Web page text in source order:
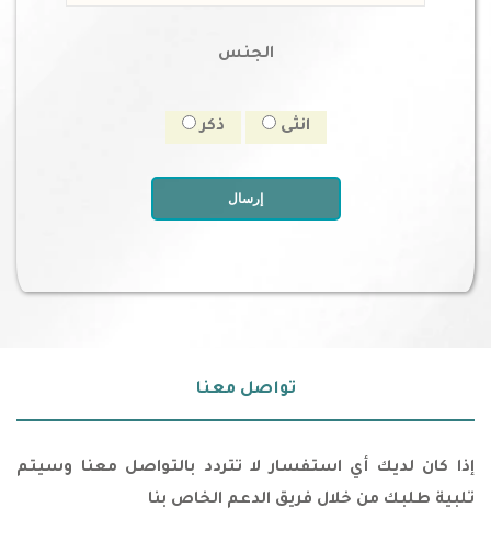
الجنس
انثى ذكر
إرسال
تواصل معنا
إذا كان لديك أي استفسار لا تتردد بالتواصل معنا وسيتم
تلبية طلبك من خلال فريق الدعم الخاص بنا